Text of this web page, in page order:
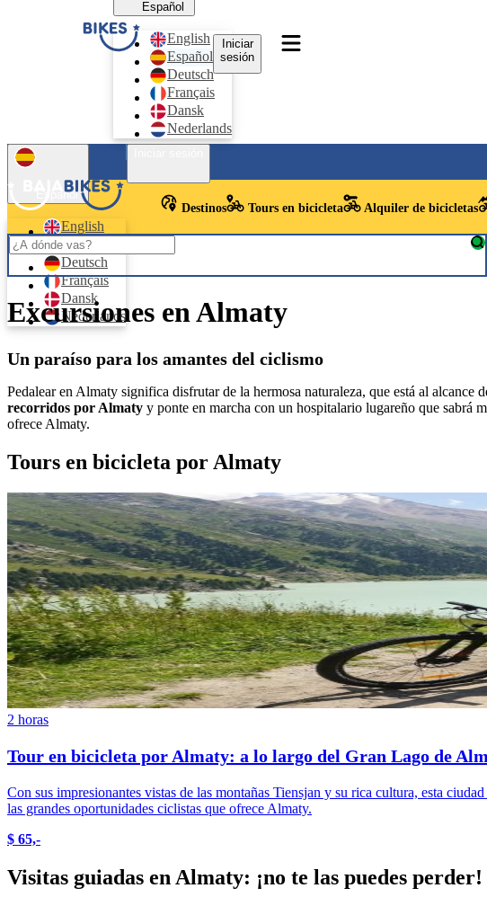
Español
English
Español
Deutsch
Français
Dansk
Nederlands
Iniciar
sesión
Español
English
Español
Deutsch
Français
Dansk
Nederlands
Destinos Tours en bicicleta Alquiler de bicicletas
Excursiones en Almaty
Un paraíso para los amantes del ciclismo
Pedalear en Almaty significa disfrutar de la hermosa naturaleza, que está al
recorridos por Almaty y ponte en marcha con un hospitalario lugareño que sabrá
ofrece Almaty.
Tours en bicicleta por Almaty
2 horas
Tour en bicicleta por Almaty: a lo largo del Gran Lago de
Con sus impresionantes vistas de las montañas Tiensjan y su rica cultura, esta
las grandes oportunidades ciclistas que ofrece Almaty.
$ 65,-
Visitas guiadas en Almaty: ¡no te las puedes perder!